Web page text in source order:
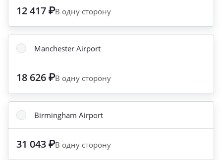
12 417 ₽В одну сторону
Manchester Airport
18 626 ₽В одну сторону
Birmingham Airport
31 043 ₽В одну сторону